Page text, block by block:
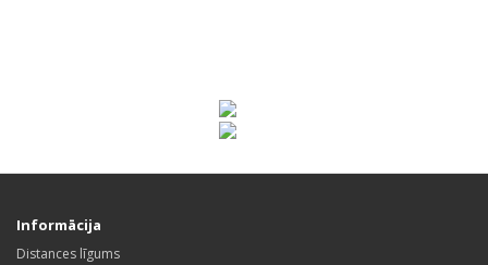
Informācija
Distances līgums